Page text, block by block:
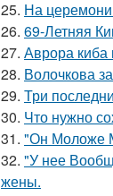
25. На
26. 69-Летняя
27. Аврора киба
28. Волочкова
29. Три
30. Что нужно
31. "Он Моложе
32. "У нее
жены.